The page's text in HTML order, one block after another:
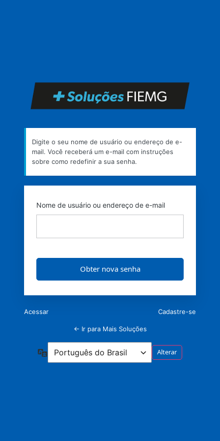
Digite o seu nome de usuário ou endereço de e-
mail. Você receberá um e-mail com instruções
sobre como redefinir a sua senha.
Nome de usuário ou endereço de e-mail
Acessar Cadastre-se
← Ir para Mais Soluções
Idioma